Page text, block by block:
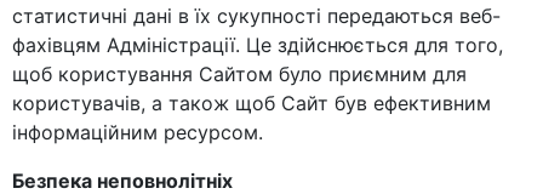
статистичні дані в їх сукупності передаються веб-
фахівцям Адміністрації. Це здійснюється для того,
щоб користування Сайтом було приємним для
користувачів, а також щоб Сайт був ефективним
інформаційним ресурсом.
Безпека неповнолітніх